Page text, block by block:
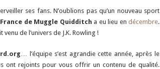
ses fans. N’oublions pas qu’un nouveau sport
de Muggle Quidditch a eu lieu endécembre.
de l’univers de J.K. Rowling !
… l’équipe s’est agrandie cette année, après le
ont rejoints pour vous offrir un contenu de qualité.